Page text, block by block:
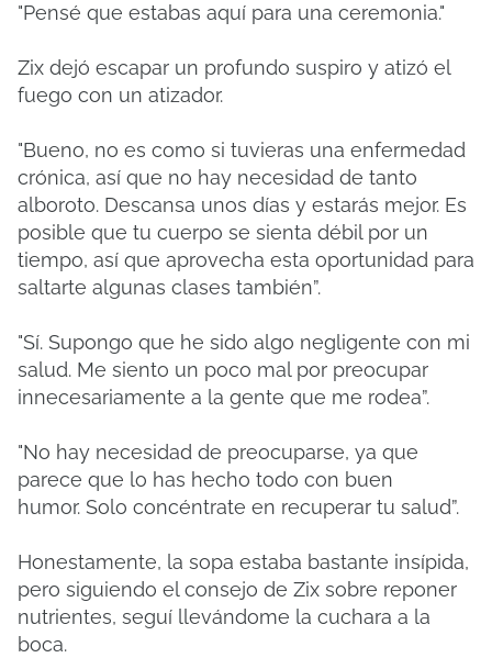
"Pensé que estabas aquí para una ceremonia."
Zix dejó escapar un profundo suspiro y atizó el
fuego con un atizador.
"Bueno, no es como si tuvieras una enfermedad
crónica, así que no hay necesidad de tanto
alboroto. Descansa unos días y estarás mejor. Es
posible que tu cuerpo se sienta débil por un
tiempo, así que aprovecha esta oportunidad para
saltarte algunas clases también”.
"Sí. Supongo que he sido algo negligente con mi
salud. Me siento un poco mal por preocupar
innecesariamente a la gente que me rodea”.
"No hay necesidad de preocuparse, ya que
parece que lo has hecho todo con buen
humor. Solo concéntrate en recuperar tu salud”.
Honestamente, la sopa estaba bastante insípida,
pero siguiendo el consejo de Zix sobre reponer
nutrientes, seguí llevándome la cuchara a la
boca.